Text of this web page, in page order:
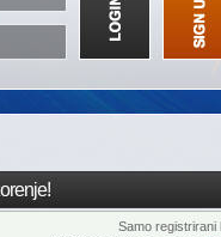
Samo registrirani